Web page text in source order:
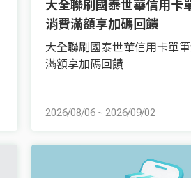
大全聯刷國泰世華信用卡
消費滿額享加碼回饋
大全聯刷國泰世華信用卡單
滿額享加碼回饋
2026/08/06 ~ 2026/09/02